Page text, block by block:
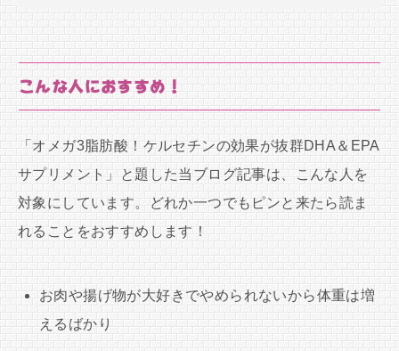
こんな人におすすめ！
「オメガ3脂肪酸！ケルセチンの効果が抜群DHA＆EPA
サプリメント」と題した当ブログ記事は、こんな人を
対象にしています。どれか一つでもピンと来たら読ま
れることをおすすめします！
お肉や揚げ物が大好きでやめられないから体重は増
えるばかり